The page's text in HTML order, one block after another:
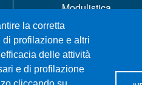
la corretta
profilazione e altri
delle attività
e di profilazione
Modulistica
Prenotazione
Dove ci trovi
ERASMUS
Sedute dei